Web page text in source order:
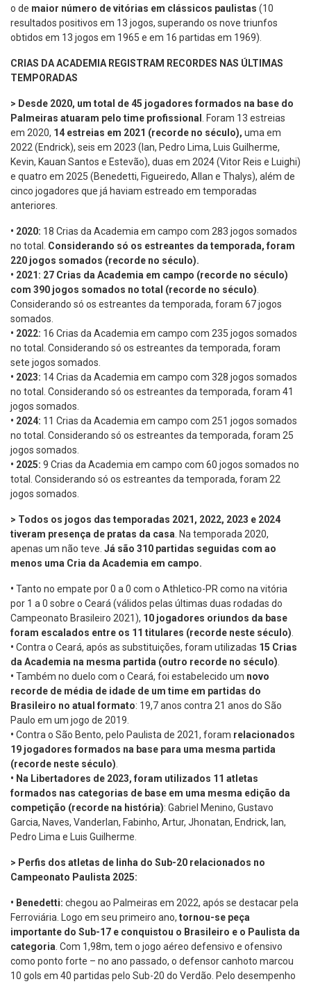
o de maior número de vitórias em clássicos paulistas (10
resultados positivos em 13 jogos, superando os nove triunfos
obtidos em 13 jogos em 1965 e em 16 partidas em 1969).
CRIAS DA ACADEMIA REGISTRAM RECORDES NAS ÚLTIMAS
TEMPORADAS
> Desde 2020, um total de 45 jogadores formados na base do
Palmeiras atuaram pelo time profissional
. Foram 13 estreias
em 2020, 14 estreias em 2021 (recorde no século), uma em
2022 (Endrick), seis em 2023 (Ian, Pedro Lima, Luis Guilherme,
Kevin, Kauan Santos e Estevão), duas em 2024 (Vitor Reis e Luighi)
e quatro em 2025 (Benedetti, Figueiredo, Allan e Thalys), além de
cinco jogadores que já haviam estreado em temporadas
anteriores.
• 2020: 18 Crias da Academia em campo com 283 jogos somados
no total. Considerando só os estreantes da temporada, foram
220 jogos somados (recorde no século).
• 2021: 27 Crias da Academia em campo (recorde no século)
com 390 jogos somados no total (recorde no século)
Considerando só os estreantes da temporada, foram 67 jogos
somados.
• 2022: 16 Crias da Academia em campo com 235 jogos somados
no total. Considerando só os estreantes da temporada, foram
sete jogos somados.
• 2023: 14 Crias da Academia em campo com 328 jogos somados
no total. Considerando só os estreantes da temporada, foram 41
jogos somados.
• 2024: 11 Crias da Academia em campo com 251 jogos somados
no total. Considerando só os estreantes da temporada, foram 25
jogos somados.
• 2025: 9 Crias da Academia em campo com 60 jogos somados no
total. Considerando só os estreantes da temporada, foram 22
jogos somados.
> Todos os jogos das temporadas 2021, 2022, 2023 e 2024
tiveram presença de pratas da casa . Na temporada 2020,
apenas um não teve. Já são 310 partidas seguidas com ao
menos uma Cria da Academia em campo.
• Tanto no empate por 0 a 0 com o Athletico-PR como na vitória
por 1 a 0 sobre o Ceará (válidos pelas últimas duas rodadas do
Campeonato Brasileiro 2021), 10 jogadores oriundos da base
foram escalados entre os 11 titulares (recorde neste século)
• Contra o Ceará, após as substituições, foram utilizadas 15 Crias
da Academia na mesma partida (outro recorde no século)
• Também no duelo com o Ceará, foi estabelecido um novo
recorde de média de idade de um time em partidas do
Brasileiro no atual formato: 19,7 anos contra 21 anos do São
Paulo em um jogo de 2019.
• Contra o São Bento, pelo Paulista de 2021, foram relacionados
19 jogadores formados na base para uma mesma partida
(recorde neste século)
• Na Libertadores de 2023, foram utilizados 11 atletas
formados nas categorias de base em uma mesma edição da
competição (recorde na história): Gabriel Menino, Gustavo
Garcia, Naves, Vanderlan, Fabinho, Artur, Jhonatan, Endrick, Ian,
Pedro Lima e Luis Guilherme.
> Perfis dos atletas de linha do Sub-20 relacionados no
Campeonato Paulista 2025:
• Benedetti: chegou ao Palmeiras em 2022, após se destacar pela
Ferroviária. Logo em seu primeiro ano, tornou-se peça
importante do Sub-17 e conquistou o Brasileiro e o Paulista da
categoria . Com 1,98m, tem o jogo aéreo defensivo e ofensivo
como ponto forte – no ano passado, o defensor canhoto marcou
10 gols em 40 partidas pelo Sub-20 do Verdão. Pelo desempenho